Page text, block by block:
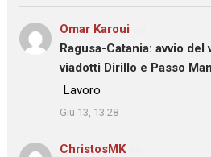
Omar Karoui
Ragusa-Catania: avvio
viadotti Dirillo e Passo
: “Lavoro
”
Giu 13, 13:28
ChristosMKsu